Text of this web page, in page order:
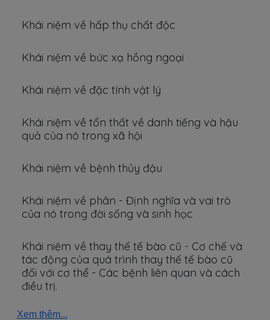
Khái niệm về hấp thụ chất độc
Khái niệm về bức xạ hồng ngoại
Khái niệm về đặc tính vật lý
Khái niệm về tổn thất về danh tiếng và hậu
quả của nó trong xã hội
Khái niệm về bệnh thủy đậu
Khái niệm về phân - Định nghĩa và vai trò
của nó trong đời sống và sinh học
Khái niệm về thay thế tế bào cũ - Cơ chế và
tác động của quá trình thay thế tế bào cũ
đối với cơ thể - Các bệnh liên quan và cách
điều trị.
Xem thêm...